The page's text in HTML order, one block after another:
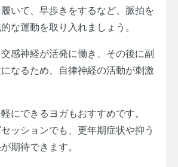
いて、早歩きをするなど、脈拍を
な運動を取り入れましょう。
感神経が活発に働き、その後に副
なるため、自律神経の活動が刺激
にできるヨガもおすすめです。
ッションでも、更年期症状や抑う
期待できます。